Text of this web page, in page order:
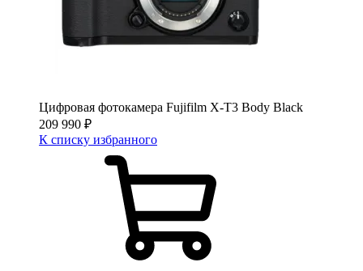
Цифровая фотокамера Fujifilm X-T3 Body Black
209 990 ₽
К списку избранного